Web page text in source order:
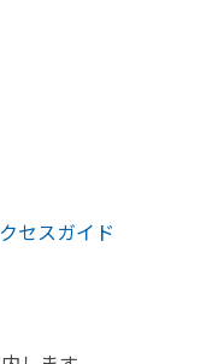
セスガイド